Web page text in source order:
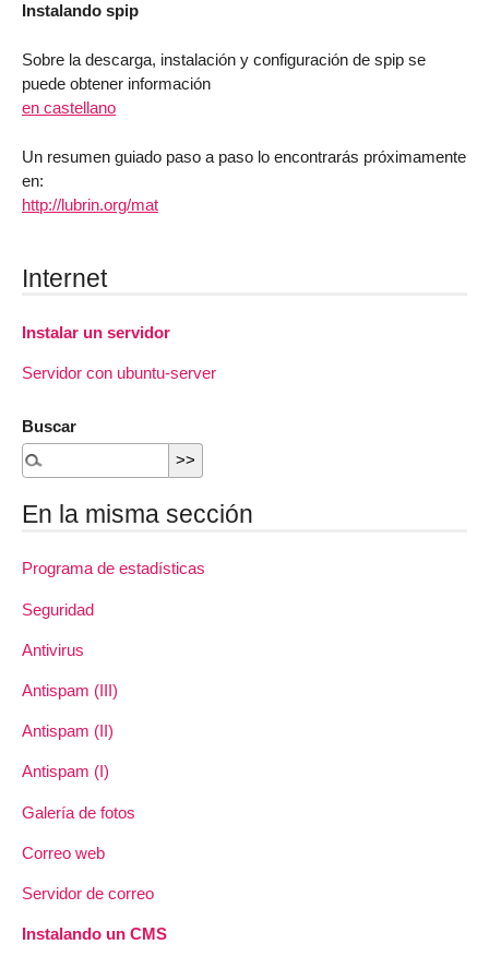
Instalando spip
Sobre la descarga, instalación y configuración de spip se
puede obtener información
en castellano
Un resumen guiado paso a paso lo encontrarás próximamente
en:
http://lubrin.org/mat
Internet
Instalar un servidor
Servidor con ubuntu-server
Buscar
En la misma sección
Programa de estadísticas
Seguridad
Antivirus
Antispam (III)
Antispam (II)
Antispam (I)
Galería de fotos
Correo web
Servidor de correo
Instalando un CMS